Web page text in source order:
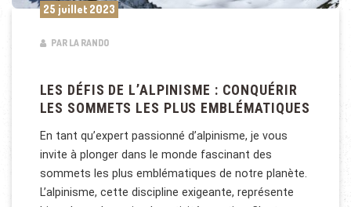
25 juillet 2023
PAR LA RANDO
LES DÉFIS DE L’ALPINISME : CONQUÉRIR
LES SOMMETS LES PLUS EMBLÉMATIQUES
En tant qu’expert passionné d’alpinisme, je vous
invite à plonger dans le monde fascinant des
sommets les plus emblématiques de notre planète.
L’alpinisme, cette discipline exigeante, représente